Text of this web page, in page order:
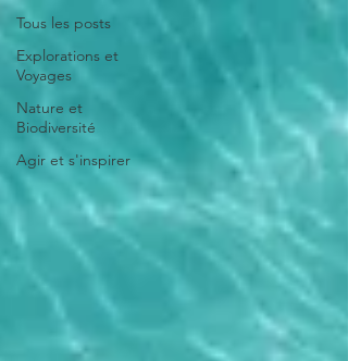
Tous les posts
Explorations et
Voyages
Nature et
Biodiversité
Agir et s'inspirer